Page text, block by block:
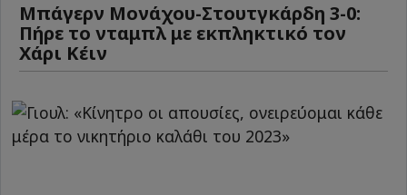
Μπάγερν Μονάχου-Στουτγκάρδη 3-0:
Πήρε το νταμπλ με εκπληκτικό τον
Χάρι Κέιν